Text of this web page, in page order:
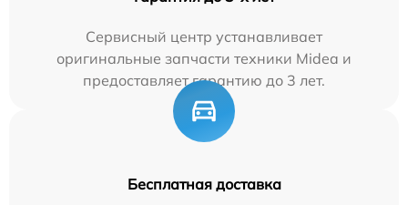
Сервисный центр устанавливает
оригинальные запчасти техники Midea и
предоставляет гарантию до 3 лет.
Бесплатная доставка